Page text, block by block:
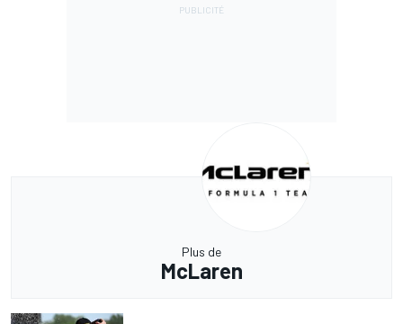
Plus de
McLaren